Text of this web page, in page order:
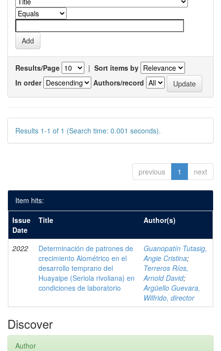
Results/Page | Sort items by
In order
Authors/record
Results 1-1 of 1 (Search time: 0.001 seconds).
previous 1 next
Item hits:
Issue
Date
Title Author(s)
2022
Determinación de patrones de
crecimiento Alométrico en el
desarrollo temprano del
Huayaipe (Seriola rivoliana) en
condiciones de laboratorio
Guanopatín Tutasig,
Angie Cristina;
Terreros Ríos,
Arnold David;
Argüello Guevara,
Wilfrido, director
Discover
Author